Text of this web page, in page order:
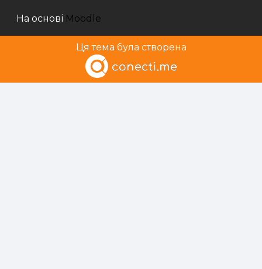
На основі Moodle
Ця тема була створена